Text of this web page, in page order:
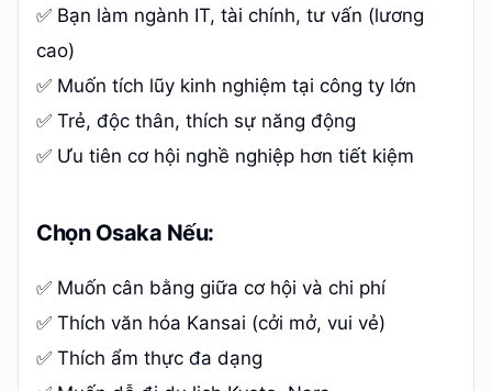
✅ Bạn làm ngành IT, tài chính, tư vấn (lương
cao)
✅ Muốn tích lũy kinh nghiệm tại công ty lớn
✅ Trẻ, độc thân, thích sự năng động
✅ Ưu tiên cơ hội nghề nghiệp hơn tiết kiệm
Chọn Osaka Nếu:
✅ Muốn cân bằng giữa cơ hội và chi phí
✅ Thích văn hóa Kansai (cởi mở, vui vẻ)
✅ Thích ẩm thực đa dạng